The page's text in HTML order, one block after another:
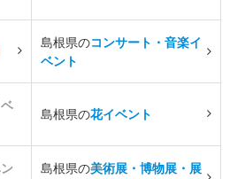
島根県のコンサート・音楽イ
ベント
島根県の花イベント
島根県の美術展・博物展・展